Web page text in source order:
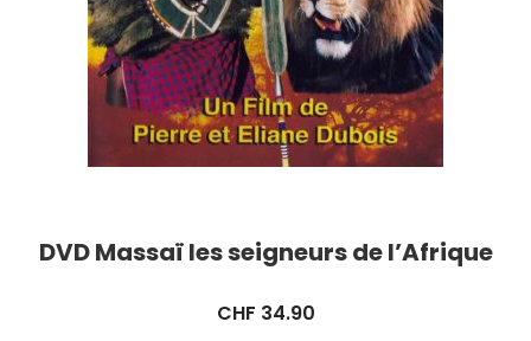
DVD Massaï les seigneurs de l’Afrique
CHF 34.90